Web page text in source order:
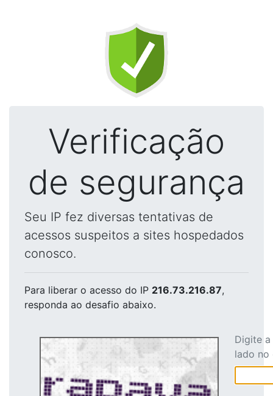
Verificação
de segurança
Seu IP fez diversas tentativas de
acessos suspeitos a sites hospedados
conosco.
Para liberar o acesso do IP 216.73.216.87,
responda ao desafio abaixo.
Digite
lado no